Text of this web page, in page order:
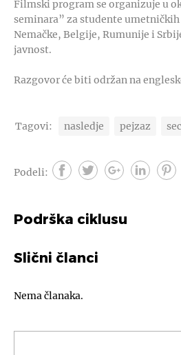
Filmski program se organizuje u
seminara” za studente
Nemačke, Belgije, Rumunije i
javnost.
Razgovor će biti održan na
Tagovi: nasledje pejzaz
Podeli:
Podrška ciklusu
Slični članci
Nema članaka.